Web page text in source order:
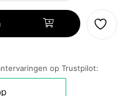
op Trustpilot: